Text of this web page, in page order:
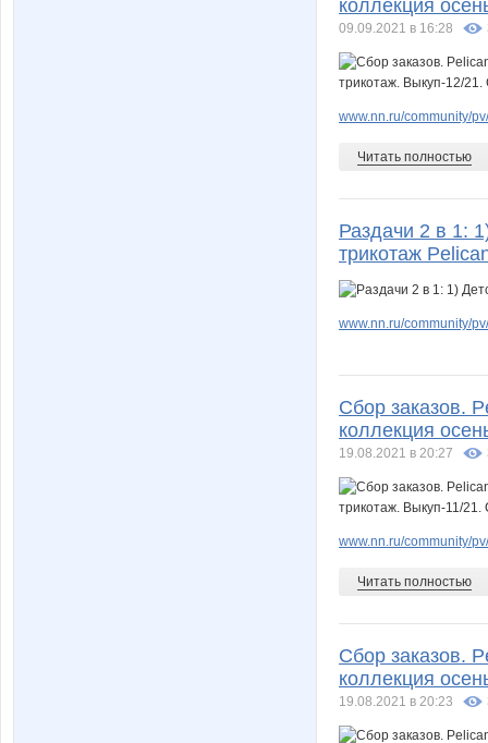
коллекция
09.09.2021 в 16:28
www.nn.ru/community/
Читать полностью
Раздачи 2 в 1:
трикотаж
www.nn.ru/community/
Сбор заказов.
коллекция
19.08.2021 в 20:27
www.nn.ru/community/
Читать полностью
Сбор заказов.
коллекция
19.08.2021 в 20:23